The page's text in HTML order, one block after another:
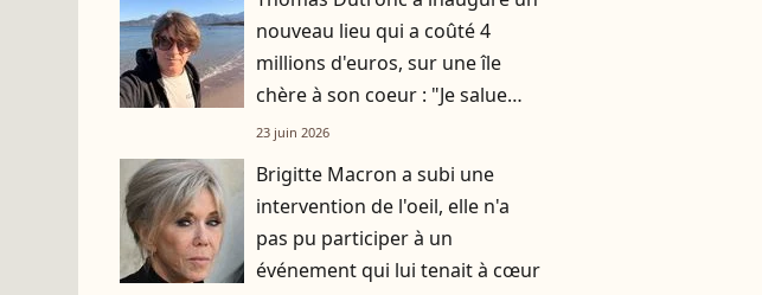
nouveau lieu qui a coûté 4
millions d'euros, sur une île
chère à son coeur : "Je salue
l'effort de tout le monde"
23 juin 2026
Brigitte Macron a subi une
intervention de l'oeil, elle n'a
pas pu participer à un
événement qui lui tenait à cœur